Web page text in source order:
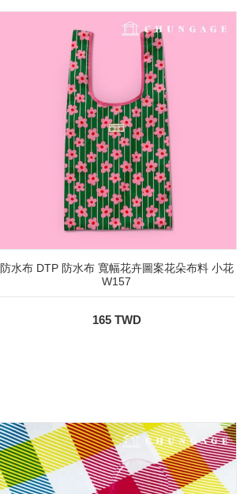
防水布 DTP 防水布 寬幅花卉圖案花朵布料 小花
W157
165 TWD